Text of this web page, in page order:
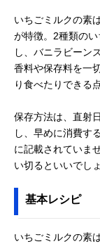
いちごミルクの素
が特徴。2種類のい
し、バニラビーン
香料や保存料を一
り食べたりできる
保存方法は、直射
し、早めに消費す
に記載されていま
い切るといいでしょ
基本レシピ
いちごミルクの素